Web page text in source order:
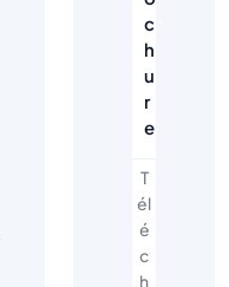
c
h
u
r
e
T
él
é
c
h